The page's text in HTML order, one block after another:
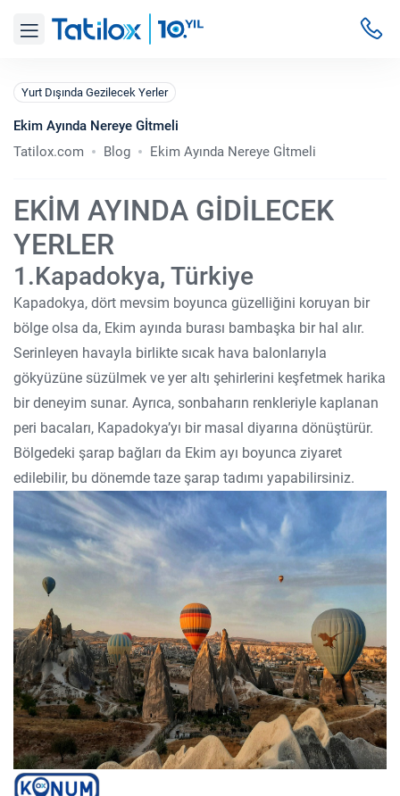
Yurt Dışında Gezilecek Yerler
Ekim Ayında Nereye Gİtmeli
Tatilox.com
Blog Ekim Ayında Nereye Gİtmeli
EKİM AYINDA GİDİLECEK
YERLER
1.Kapadokya, Türkiye
Kapadokya, dört mevsim boyunca güzelliğini koruyan bir
bölge olsa da, Ekim ayında burası bambaşka bir hal alır.
Serinleyen havayla birlikte sıcak hava balonlarıyla
gökyüzüne süzülmek ve yer altı şehirlerini keşfetmek harika
bir deneyim sunar. Ayrıca, sonbaharın renkleriyle kaplanan
peri bacaları, Kapadokya’yı bir masal diyarına dönüştürür.
Bölgedeki şarap bağları da Ekim ayı boyunca ziyaret
edilebilir, bu dönemde taze şarap tadımı yapabilirsiniz.